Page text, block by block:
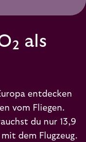
als
entdecken
vom Fliegen.
du nur 13,9
mit dem Flugzeug.